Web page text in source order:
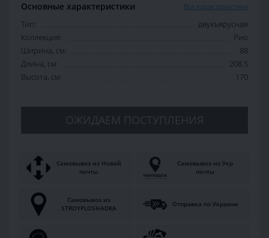
Основные характеристики Все характеристики
Тип:
двухъярусная
Коллекция:
Рио
Ширина, см:
88
Длина, см:
208.5
Высота, см:
170
ОЖИДАЕМ ПОСТУПЛЕНИЯ
Самовывоз из Новой
почты
Самовывоз из Укр
почты
Самовывоз из
STROYPLOSHADKA
Отправка по Украине